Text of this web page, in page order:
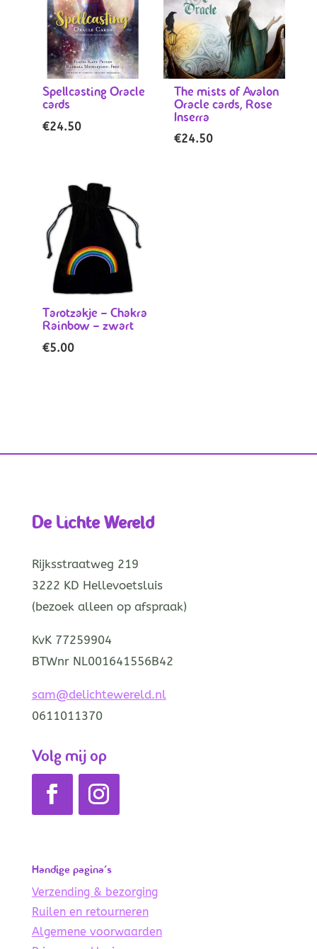
Spellcasting Oracle
cards
€24.50
The mists of Avalon
Oracle cards, Rose
Inserra
€24.50
Tarotzakje – Chakra
Rainbow – zwart
€5.00
De Lichte Wereld
Rijksstraatweg 219
3222 KD Hellevoetsluis
(bezoek alleen op afspraak)
KvK 77259904
BTWnr NL001641556B42
sam@delichtewereld.nl
0611011370
Volg mij op
Handige pagina’s
Verzending & bezorging
Ruilen en retourneren
Algemene voorwaarden